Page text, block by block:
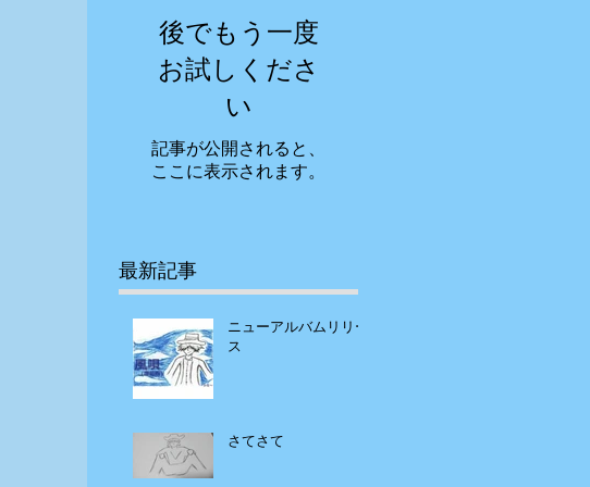
後でもう一度
お試しくださ
い
記事が公開されると、
ここに表示されます。
最新記事
ニューアルバムリリー
ス
さてさて